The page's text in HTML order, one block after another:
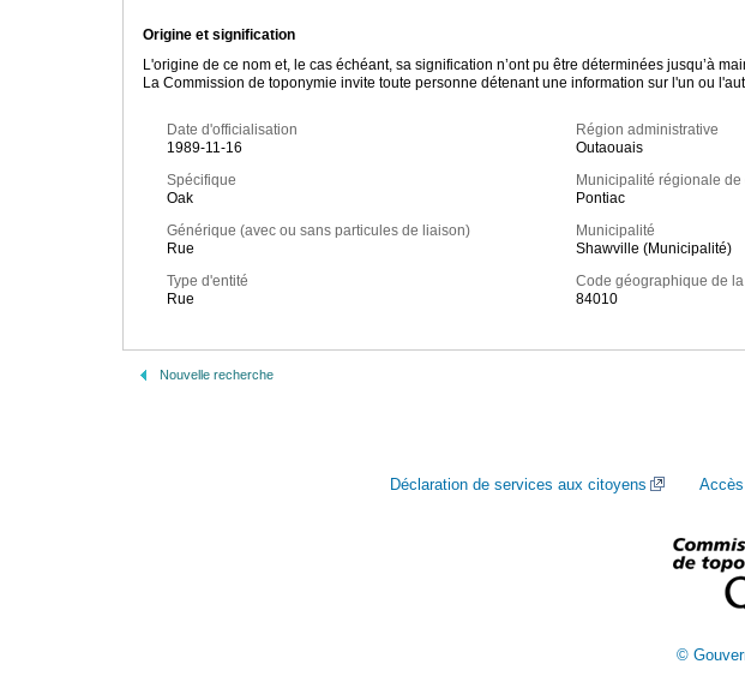
Origine et signification
L'origine de ce nom et, le cas échéant, sa signification n’ont pu être déterminées jusqu’à
La Commission de toponymie invite toute personne détenant une information sur l'un ou
Date d'officialisation
1989-11-16
Spécifique
Oak
Générique (avec ou sans particules de liaison)
Rue
Type d'entité
Rue
Région administrative
Outaouais
Municipalité régionale de
Pontiac
Municipalité
Shawville (Municipalité)
Code géographique de
84010
Nouvelle recherche
Déclaration de services aux citoyens Accès
©